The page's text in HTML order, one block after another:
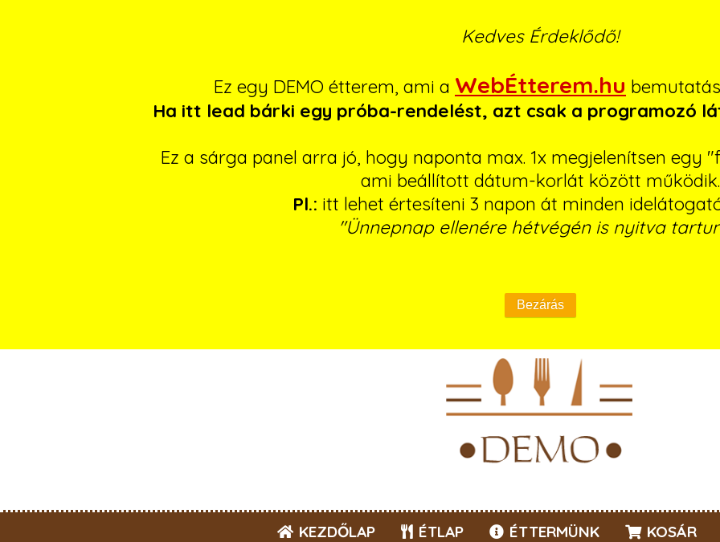
Kedves Érdeklődő!
Ez egy DEMO étterem, ami a WebÉtterem.hu
Ha itt lead bárki egy próba-rendelést, azt csak a programozó
Ez a sárga panel arra jó, hogy naponta max. 1x megjelenítsen egy
ami beállított dátum-korlát között működik.
Pl.: itt lehet értesíteni 3 napon át minden
"Ünnepnap ellenére hétvégén is nyitva
KEZDŐLAP ÉTLAP ÉTTERMÜNK KOSÁR